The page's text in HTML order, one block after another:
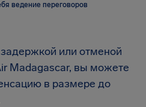
ведение переговоров
или отменой
Madagascar, вы можете
в размере до